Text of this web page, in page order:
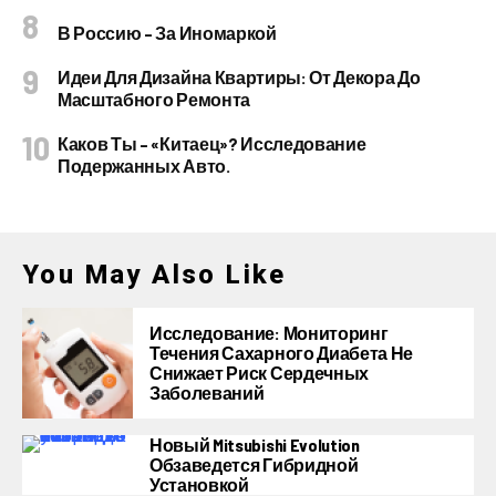
В Россию – За Иномаркой
Идеи Для Дизайна Квартиры: От Декора До
Масштабного Ремонта
Каков Ты – «китаец»? Исследование
Подержанных Авто.
You May Also Like
Исследование: Мониторинг
Течения Сахарного Диабета Не
Снижает Риск Сердечных
Заболеваний
Новый Mitsubishi Evolution
Обзаведется Гибридной
Установкой